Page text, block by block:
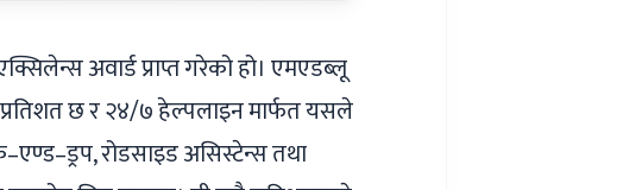
अवार्ड प्राप्त गरेको हो। एमएडब्लू
प्रतिशत छ र २४/७ हेल्पलाइन मार्फत यसले
रोडसाइड असिस्टेन्स तथा